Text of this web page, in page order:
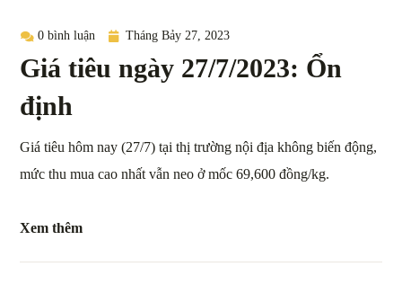
0 bình luận Tháng Bảy 27, 2023
Giá tiêu ngày 27/7/2023: Ổn
định
Giá tiêu hôm nay (27/7) tại thị trường nội địa không biến động,
mức thu mua cao nhất vẫn neo ở mốc 69,600 đồng/kg.
Xem thêm